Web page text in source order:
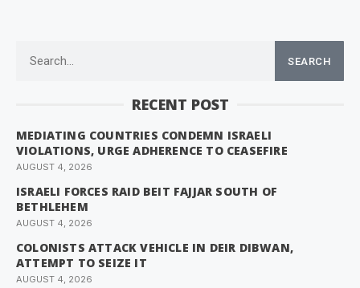
SEARCH
RECENT POST
MEDIATING COUNTRIES CONDEMN ISRAELI
VIOLATIONS, URGE ADHERENCE TO CEASEFIRE
AUGUST 4, 2026
ISRAELI FORCES RAID BEIT FAJJAR SOUTH OF
BETHLEHEM
AUGUST 4, 2026
COLONISTS ATTACK VEHICLE IN DEIR DIBWAN,
ATTEMPT TO SEIZE IT
AUGUST 4, 2026